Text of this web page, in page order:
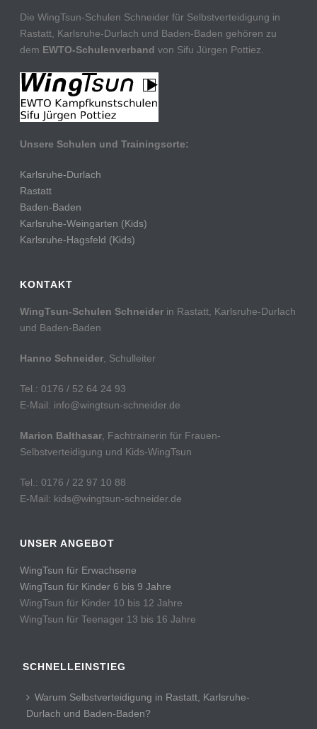
Die WingTsun-Schulen Schneider für Selbstverteidigung in
Rastatt, Karlsruhe-Durlach und Baden-Baden gehören zu
dem EWTO-Schulenverband von Sifu Jürgen Pottiez.
Unsere Schulen und Trainingsorte:
Karlsruhe-Durlach
Rastatt
Baden-Baden
Karlsruhe-Weingarten (Kids)
Karlsruhe-Hagsfeld (Kids)
KONTAKT
WingTsun-Schulen Schneider in Rastatt, Karlsruhe-Durlach
und Baden-Baden
Hanno Schneider , Schulleiter
Tel.: 0176 / 52 64 24 93
E-Mail: info@wingtsun-schneider.de
Marion Balthasar , Fachtrainerin für Frauen-
Selbstverteidigung und Kids-WingTsun
Tel.: 0176 / 22 97 10 88
E-Mail: kids@wingtsun-schneider.de
UNSER ANGEBOT
WingTsun für Erwachsene
WingTsun für Kinder 6 bis 9 Jahre
WingTsun für Kinder 10 bis 12 Jahre
WingTsun für Teenager 13 bis 16 Jahre
SCHNELLEINSTIEG
Warum Selbstverteidigung in Rastatt, Karlsruhe-
Durlach und Baden-Baden?